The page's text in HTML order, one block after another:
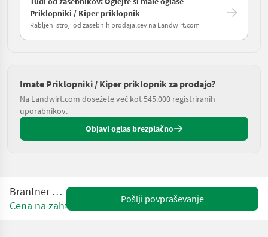
Priklopniki / Kiper priklopnik
Rabljeni stroji od zasebnih prodajalcev na Landwirt.com
Imate Priklopniki / Kiper priklopnik za prodajo?
Na Landwirt.com dosežete več kot 545.000 registriranih
uporabnikov.
Objavi oglas brezplačno
Brantner E 6535
Cena na zahtevo
Pošlji povpraševanje